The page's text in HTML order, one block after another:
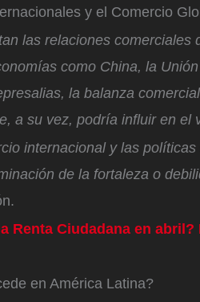
y el Comercio
las relaciones comerciales
como China, la
la balanza
a su vez, podría influir en el
internacional y las
de la fortaleza o
Renta Ciudadana en
en América Latina?